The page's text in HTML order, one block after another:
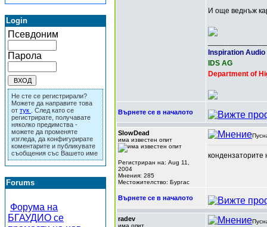
Login
Псевдоним
Парола
Не сте се регистрирали?
Можете да направите това
от тук
. След като се
регистрирате, получавате
няколко предимства -
можете да променяте
изгледа, да конфигурирате
коментарите и публикувате
съобщения със Вашето име
Forums
Форума на
БГАУДИО се
И още веднъж
Inspiration Audio
IDS AG
Department of
Върнете се в началото
SlowDead
има известен опит
Регистриран на: Aug 11,
2004
Мнения: 285
Местожителство: Бургас
кондензаторите
Върнете се в началото
radev
има опит